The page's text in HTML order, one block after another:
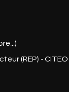
(REP) - CITEO